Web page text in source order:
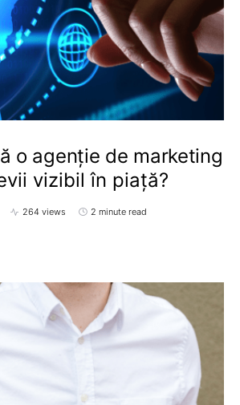
o agenție de marketing
vizibil în piață?
264 views 2 minute read